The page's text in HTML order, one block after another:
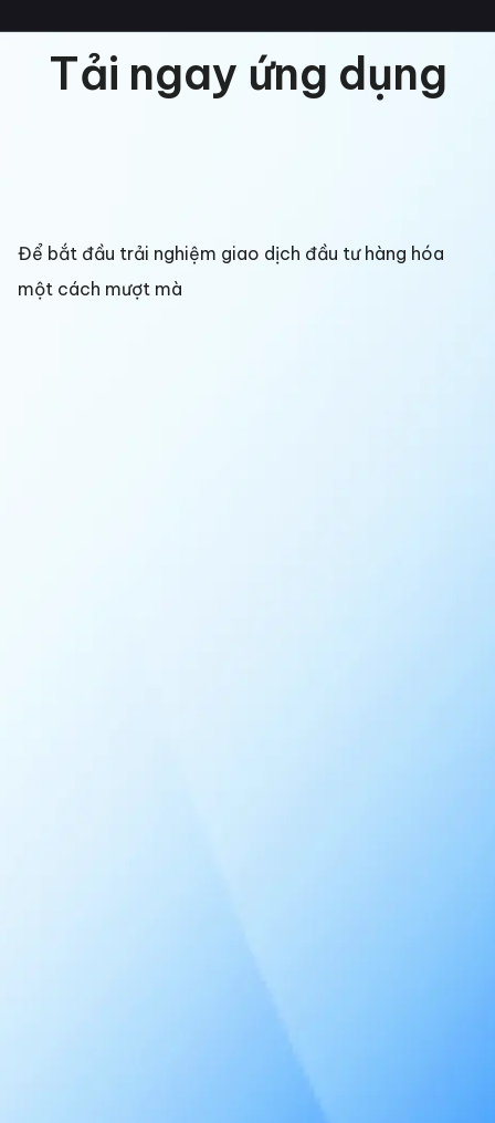
Tải ngay ứng dụng
Để bắt đầu trải nghiệm giao dịch đầu tư hàng hóa
một cách mượt mà